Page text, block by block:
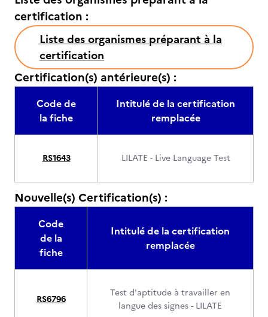
certification :
Liste des organismes préparant à la
certification
Certification(s) antérieure(s) :
Code de
la fiche
Intitulé de la certification
remplacée
RS1643 LILATE - Live Language Test
Nouvelle(s) Certification(s) :
Code
de la
fiche
Intitulé de la certification
remplacée
RS6796
Test d'aptitude à travailler en
langue des signes - LILATE